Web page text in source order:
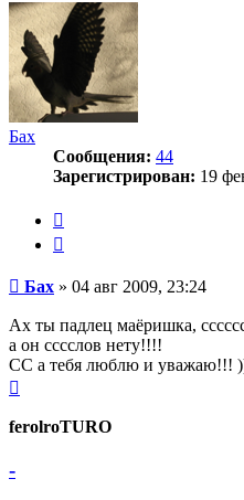
началу
Бах
Сообщения: 44
Зарегистрирован: 19
Сообщение
Бах » 04 авг 2009, 23:24
Ах ты падлец маёришка,
а он сссслов нету!!!!
СС а тебя люблю и уважаю!!!
началу
ferolroTURO
-